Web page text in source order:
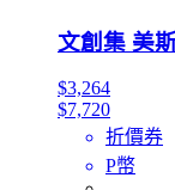
文創集 美
$3,264
$7,720
折價券
P幣